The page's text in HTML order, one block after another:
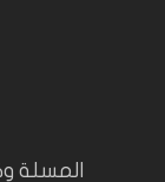
المسلة